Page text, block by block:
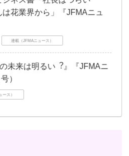
花業界から」『JFMAニュ
連載（JFMAニュース）
未来は明るい︖』『JFMAニ
）
ース）